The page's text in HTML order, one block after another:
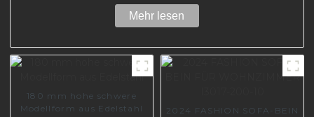
Mehr lesen
180 mm hohe schwere
Modellform aus Edelstahl
2024 FASHION SOFA-BEIN